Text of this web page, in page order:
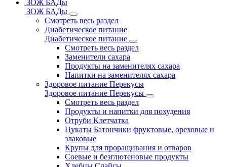
ЗОЖ БАДы
ЗОЖ БАДы
Смотреть весь раздел
Диабетическое питание
Диабетическое питание
Смотреть весь раздел
Заменители сахара
Продукты на заменителях сахара
Напитки на заменителях сахара
Здоровое питание Перекусы
Здоровое питание Перекусы
Смотреть весь раздел
Продукты и напитки для похудения
Отруби Клетчатка
Цукаты Батончики фруктовые, ореховые и
злаковые
Крупы для проращивания и отваров
Соевые и безглютеновые продукты